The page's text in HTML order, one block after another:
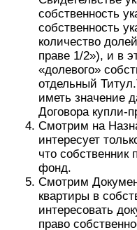
собственность
собственность
количество
праве 1/2»), и в
«долевого»
отдельный
иметь значение
Договора купли-
Смотрим на
интересует
что собственник
фонд.
Смотрим
квартиры в
интересовать
право